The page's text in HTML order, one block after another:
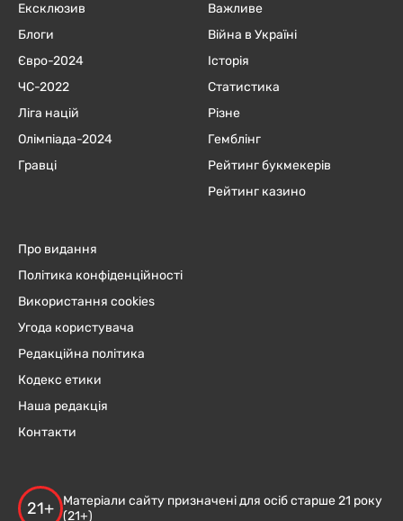
Ексклюзив
Блоги
Євро-2024
ЧC-2022
Ліга націй
Олімпіада-2024
Гравці
Важливе
Війна в Україні
Історія
Статистика
Різне
Гемблінг
Рейтинг букмекерів
Рейтинг казино
Про видання
Політика конфіденційності
Використання cookies
Угода користувача
Редакційна політика
Кодекс етики
Наша редакція
Контакти
21+
Матеріали сайту призначені для осіб старше 21 року
(21+)